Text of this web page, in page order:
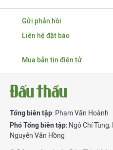
Gửi phản hồi
Liên hệ đặt báo
Mua bản tin điện tử
Tổng biên tập: Phạm Văn Hoành
Phó Tổng biên tập: Ngô Chí Tùng,
Nguyễn Văn Hồng